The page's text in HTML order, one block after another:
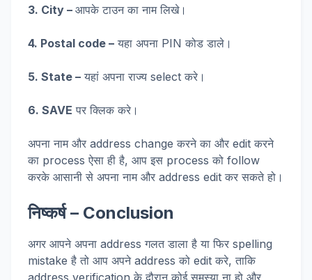
3. City – आपके टाउन का नाम लिखे।
4. Postal code – यहा अपना PIN कोड डाले।
5. State – यहां अपना राज्य select करे।
6. SAVE पर क्लिक करे।
अपना नाम और address change करने का और edit करने
का process ऐसा ही है, आप इस process को follow
करके आसानी से अपना नाम और address edit कर सकते हो।
निष्कर्ष – Conclusion
अगर आपने अपना address गलत डाला है या फिर spelling
mistake है तो आप अपने address को edit करे, ताकि
address verification के दौरान कोई समस्या ना हो और